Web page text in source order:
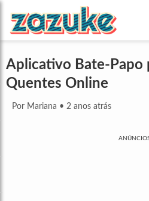
Aplicativo Bate-Papo
Quentes Online
Por Mariana • 2 anos atrás